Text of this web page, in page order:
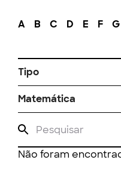
A B C D E F G
Tipo
Matemática
Não foram